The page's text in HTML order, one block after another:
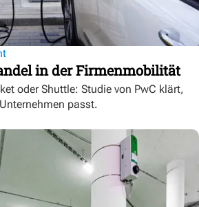
in der Firmenmobilität
oder Shuttle: Studie von PwC klärt,
passt.